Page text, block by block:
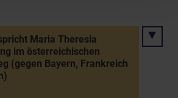
Maria Theresia
im österreichischen
(gegen Bayern, Frankreich